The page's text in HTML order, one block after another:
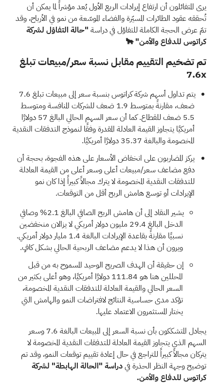
يرى المتفائلون أن ارتفاع إيرادات الربع الأول يُعد مؤشراً لما يمكن أن
تُحققه عقود الطائرات المسيّرة والفضاء الموسّعة من نمو في الأرباح، وقد
تمّ عرض الحجة الكاملة للتفاؤل في دراسة "حالة التفاؤل لشركة
كراتوس للدفاع والأمن" 🐂
تم تضخيم التقييم مقابل نسبة سعر/مبيعات تبلغ
7.6x
يتم تداول أسهم شركة كراتوس بنسبة سعر إلى مبيعات تبلغ 7.6
ضعف، مقارنةً بمتوسط 1.9 ضعف للشركات المنافسة ومتوسط
5.5 ضعف للقطاع. كما أن سعر السهم الحالي البالغ 57 دولارًا
أمريكيًا يتجاوز القيمة العادلة المقدرة وفقًا لنموذج التدفقات النقدية
المخصومة والبالغة 35.37 دولارًا أمريكيًا.
يركز المضاربون على انخفاض الأسعار على هذه الفجوة، بحجة أن
دفع مضاعف سعر/مبيعات أعلى وسعر أعلى من القيمة العادلة
للتدفقات النقدية المخصومة لا يترك مجالاً كبيراً إذا كان نمو
الإيرادات أو توسع هامش الربح أقل من التوقعات.
يشير النقاد إلى أن هامش الربح الصافي البالغ 2.1% وصافي
الدخل البالغ 29.4 مليون دولار أمريكي لا يزالان منخفضين
نسبيًا مقارنةً بقاعدة الإيرادات البالغة 1.4 مليار دولار أمريكي.
ويرون أن هذا لا يدعم مضاعف الربحية الحالي بشكل كافٍ.
إن حقيقة أن الهدف الصريح الوحيد المسموح به من قبل
المحللين هنا هو 111.84 دولارًا أمريكيًا، وهو أعلى بكثير من
السعر الحالي والقيمة العادلة للتدفقات النقدية المخصومة،
تؤكد مدى حساسية النتائج لافتراضات النمو والهامش التي
يختار المستثمرون الاعتماد عليها.
يجادل المتشككون بأن نسبة السعر إلى المبيعات البالغة 7.6 وسعر
السهم الذي يتجاوز القيمة العادلة للتدفقات النقدية المخصومة لا
يتركان مجالاً كبيراً للتراجع في حال إعادة تقييم توقعات النمو، وقد تم
توضيح وجهة النظر الحذرة فيدراسة "الحالة الهابطة" لشركة
كراتوس للدفاع والأمن.